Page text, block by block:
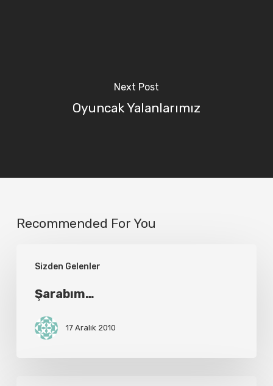
Next Post
Oyuncak Yalanlarımız
Recommended For You
Sizden Gelenler
Şarabım…
17 Aralık 2010